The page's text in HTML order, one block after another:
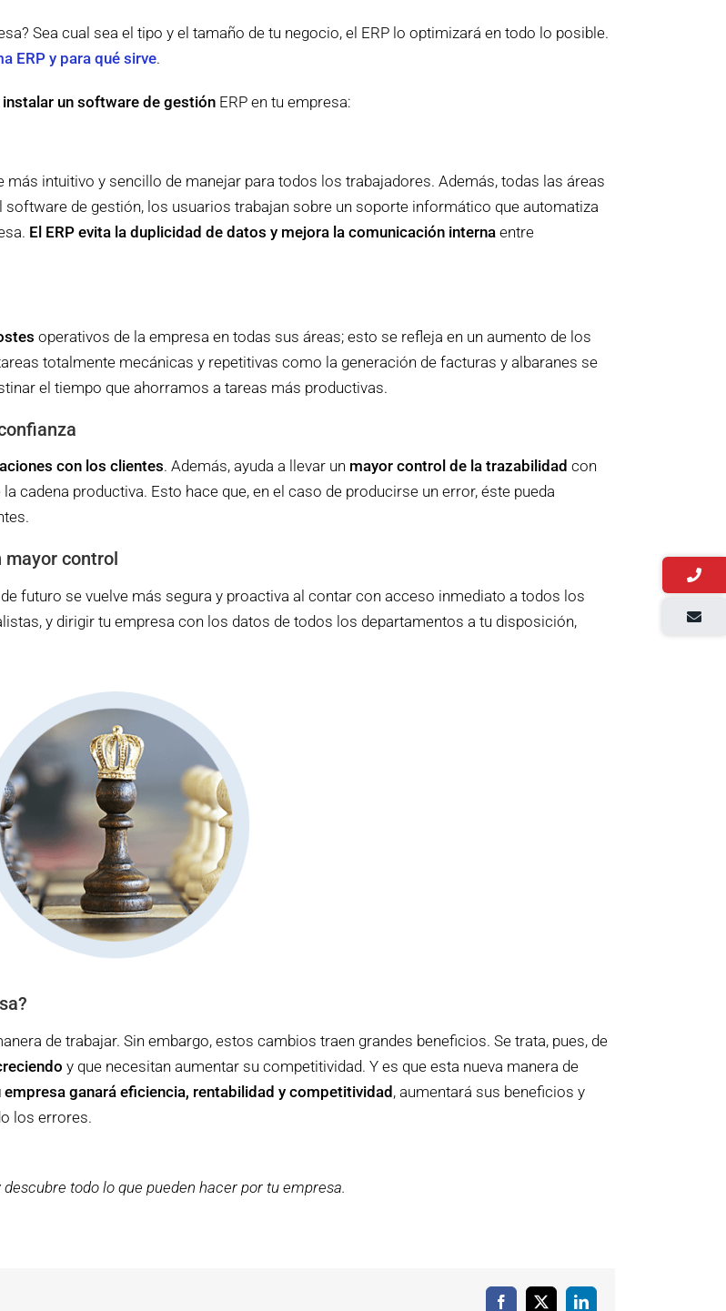
Sea cual sea el tipo y el tamaño de tu negocio, el ERP lo optimizará en todo lo posible.
ERP y para qué sirve.
un software de gestión ERP en tu empresa:
más intuitivo y sencillo de manejar para todos los trabajadores. Además, todas las áreas
de gestión, los usuarios trabajan sobre un soporte informático que automatiza
El ERP evita la duplicidad de datos y mejora la comunicación interna entre
operativos de la empresa en todas sus áreas; esto se refleja en un aumento de los
totalmente mecánicas y repetitivas como la generación de facturas y albaranes se
el tiempo que ahorramos a tareas más productivas.
con los clientes. Además, ayuda a llevar un mayor control de la trazabilidad con
cadena productiva. Esto hace que, en el caso de producirse un error, éste pueda
mayor control
futuro se vuelve más segura y proactiva al contar con acceso inmediato a todos los
y dirigir tu empresa con los datos de todos los departamentos a tu disposición,
de trabajar. Sin embargo, estos cambios traen grandes beneficios. Se trata, pues, de
y que necesitan aumentar su competitividad. Y es que esta nueva manera de
empresa ganará eficiencia, rentabilidad y competitividad, aumentará sus beneficios y
los errores.
todo lo que pueden hacer por tu empresa.
Facebook
X LinkedIn